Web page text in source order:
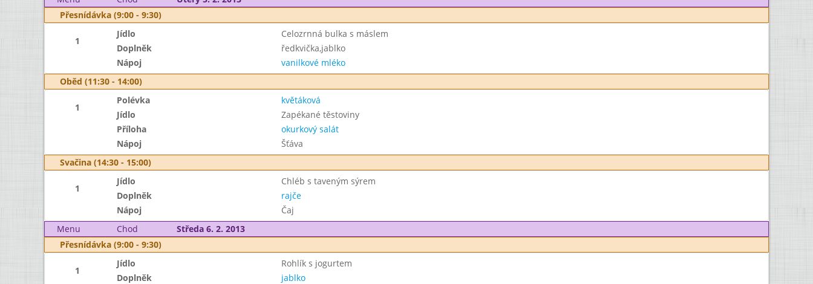
Přesnídávka (9:00 - 9:30)
1
Jídlo
Celozrnná bulka s máslem
Doplněk
ředkvička,jablko
Nápoj
vanilkové mléko
Oběd (11:30 - 14:00)
1
Polévka
květáková
Jídlo
Zapékané těstoviny
Příloha
okurkový salát
Nápoj
Šťáva
Svačina (14:30 - 15:00)
1
Jídlo
Chléb s taveným sýrem
Doplněk
rajče
Nápoj
Čaj
Menu
Chod
Středa 6. 2. 2013
Přesnídávka (9:00 - 9:30)
1
Jídlo
Rohlík s jogurtem
Doplněk
jablko